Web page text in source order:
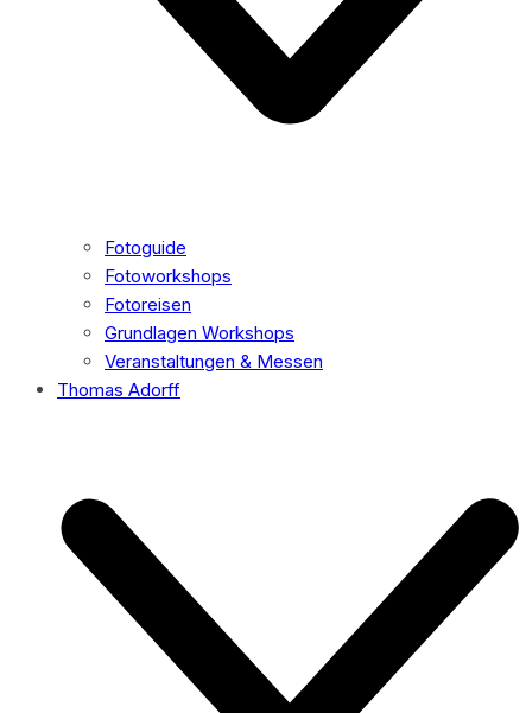
Fotoguide
Fotoworkshops
Fotoreisen
Grundlagen Workshops
Veranstaltungen & Messen
Thomas Adorff